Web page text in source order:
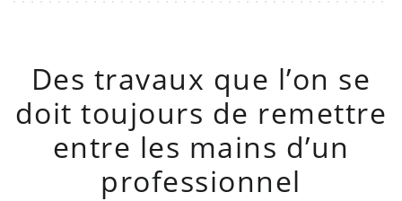
Des travaux que l’on se
doit toujours de remettre
entre les mains d’un
professionnel